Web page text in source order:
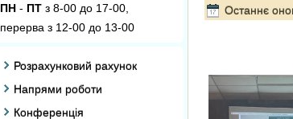
ПН - ПТ з 8-00 до 17-00,
перерва з 12-00 до 13-00
Розрахунковий рахунок
Напрями роботи
Конференція
Останнє